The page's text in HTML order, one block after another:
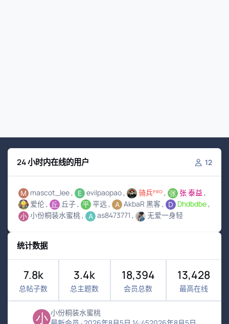
24 小时内在线的用户 12
mascot_lee evilpaopao 骑兵ᴾᴿᴼ
张 泰益
爱伦
丘子 平远 AkbaR 黑客
Dhdbdbe
小份桐装水蜜桃
as8473771 无爱一身轻
统计数据
7.8k
总帖子数
3.4k
总主题数
18,394
会员总数
13,428
最高在线
小份桐装水蜜桃